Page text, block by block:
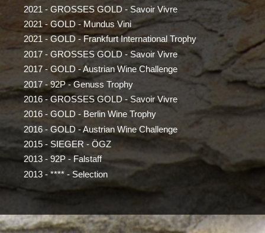
2021 - GROSSES GOLD - Savoir Vivre
2021 - GOLD - Mundus Vini
2021 - GOLD - Frankfurt International Trophy
2017 - GROSSES GOLD - Savoir Vivre
2017 - GOLD - Austrian Wine Challenge
2017 - 92P - Genuss Trophy
2016 - GROSSES GOLD - Savoir Vivre
2016 - GOLD - Berlin Wine Trophy
2016 - GOLD - Austrian Wine Challenge
2015 - SIEGER - ÖGZ
2013 - 92P - Falstaff
2013 - **** - Selection